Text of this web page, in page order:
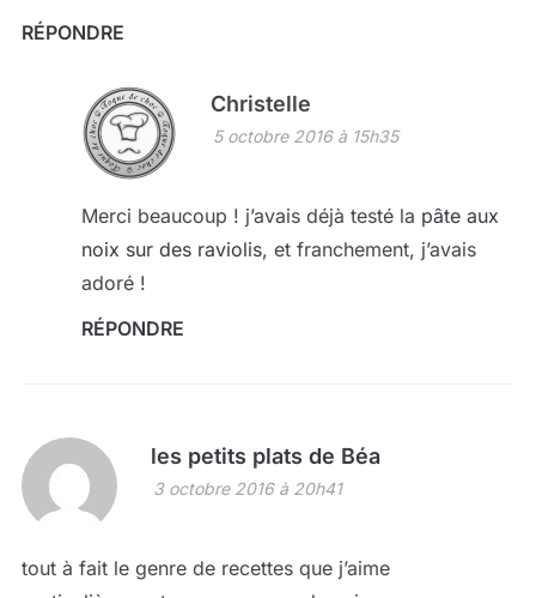
RÉPONDRE
Christelle
5 octobre 2016 à 15h35
Merci beaucoup ! j’avais déjà testé la pâte aux
noix sur des raviolis, et franchement, j’avais
adoré !
RÉPONDRE
les petits plats de Béa
3 octobre 2016 à 20h41
tout à fait le genre de recettes que j’aime